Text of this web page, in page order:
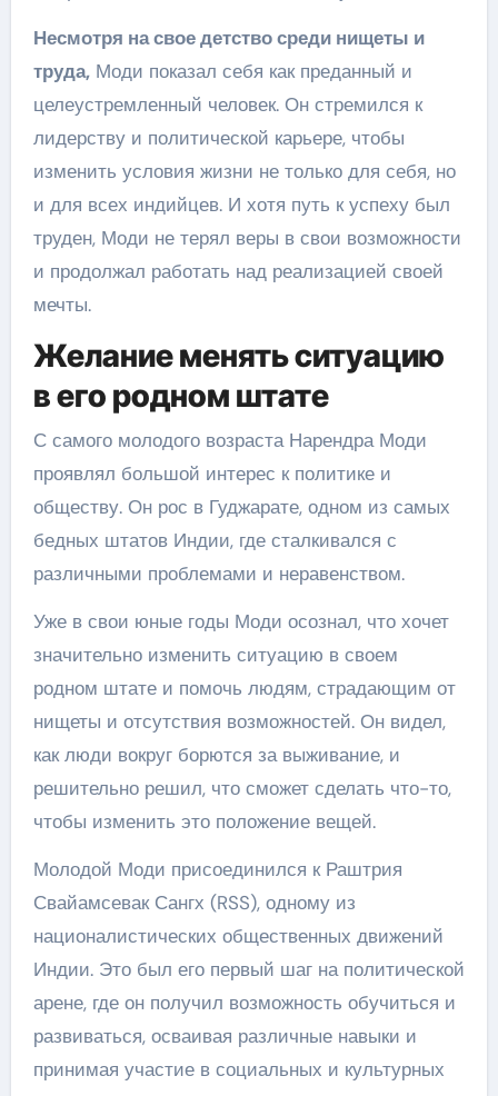
Несмотря на свое детство среди нищеты и
труда,Моди показал себя как преданный и
целеустремленный человек. Он стремился к
лидерству и политической карьере, чтобы
изменить условия жизни не только для себя, но
и для всех индийцев. И хотя путь к успеху был
труден, Моди не терял веры в свои возможности
и продолжал работать над реализацией своей
мечты.
Желание менять ситуацию
в его родном штате
С самого молодого возраста Нарендра Моди
проявлял большой интерес к политике и
обществу. Он рос в Гуджарате, одном из самых
бедных штатов Индии, где сталкивался с
различными проблемами и неравенством.
Уже в свои юные годы Моди осознал, что хочет
значительно изменить ситуацию в своем
родном штате и помочь людям, страдающим от
нищеты и отсутствия возможностей. Он видел,
как люди вокруг борются за выживание, и
решительно решил, что сможет сделать что-то,
чтобы изменить это положение вещей.
Молодой Моди присоединился к Раштрия
Свайамсевак Сангх (RSS), одному из
националистических общественных движений
Индии. Это был его первый шаг на политической
арене, где он получил возможность обучиться и
развиваться, осваивая различные навыки и
принимая участие в социальных и культурных